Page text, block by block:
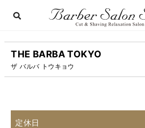
THE BARBA TOKYO
ザ バルバ トウキョウ
定休日